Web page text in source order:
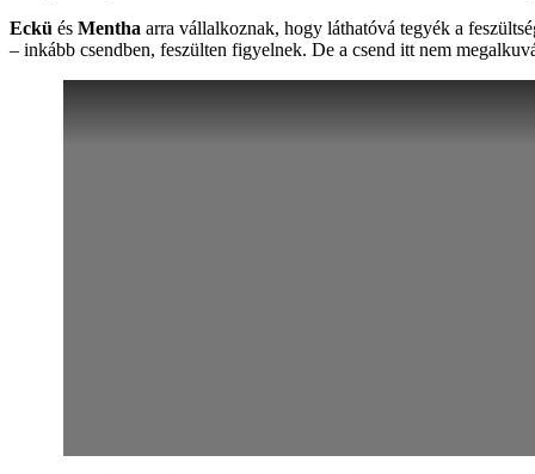
Eckü és Mentha arra vállalkoznak, hogy láthatóvá tegyék a
– inkább csendben, feszülten figyelnek. De a csend itt nem